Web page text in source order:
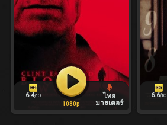
6.4/10
ไทย
มาสเตอร์
1080p
6.6/10